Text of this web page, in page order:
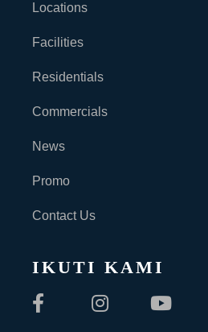
Locations
Facilities
Residentials
Commercials
News
Promo
Contact Us
IKUTI KAMI